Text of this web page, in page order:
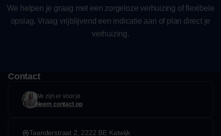
We helpen je graag met een zorgeloze verhuizing of flexibele
opslag. Vraag vrijblijvend een indicatie aan of plan direct je
verhuizing.
Contact
We zijn er voor je
Neem contact op
Taanderstraat 2, 2222 BE Katwijk